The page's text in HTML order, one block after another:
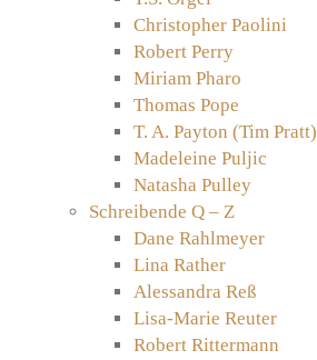
Christopher Paolini
Robert Perry
Miriam Pharo
Thomas Pope
T. A. Payton (Tim Pratt)
Madeleine Puljic
Natasha Pulley
Schreibende Q – Z
Dane Rahlmeyer
Lina Rather
Alessandra Reß
Lisa-Marie Reuter
Robert Rittermann